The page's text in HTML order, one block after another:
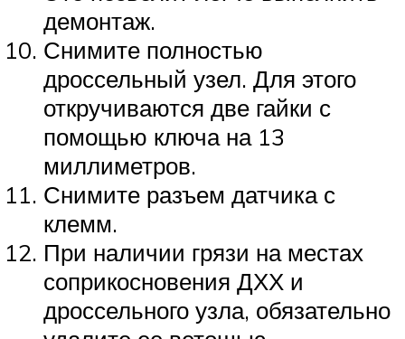
демонтаж.
Снимите полностью
дроссельный узел. Для этого
откручиваются две гайки с
помощью ключа на 13
миллиметров.
Снимите разъем датчика с
клемм.
При наличии грязи на местах
соприкосновения ДХХ и
дроссельного узла, обязательно